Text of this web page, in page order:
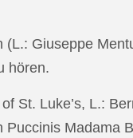
Giuseppe
hören.
St. Luke’s, L.:
Madama